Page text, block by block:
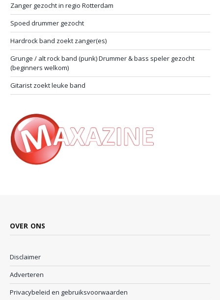
Zanger gezocht in regio Rotterdam
Spoed drummer gezocht
Hardrock band zoekt zanger(es)
Grunge / alt rock band (punk) Drummer & bass speler gezocht
(beginners welkom)
Gitarist zoekt leuke band
OVER ONS
Disclaimer
Adverteren
Privacybeleid en gebruiksvoorwaarden